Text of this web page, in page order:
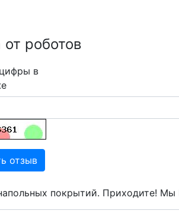
роботов
в
отзыв
покрытий. Приходите! Мы